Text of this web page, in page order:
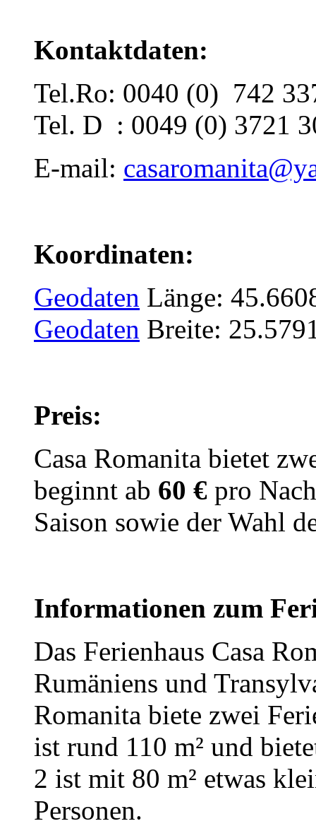
Kontaktdaten:
Tel.Ro: 0040 (0) 742
Tel. D : 0049 (0) 3721
E-mail:
Koordinaten:
Geodaten Länge:
Geodaten Breite:
Preis:
Casa Romanita bietet
beginnt ab 60 € pro
Saison sowie der Wahl
Informationen zum
Das Ferienhaus Casa
Rumäniens und
Romanita biete zwei
ist rund 110 m² und
2 ist mit 80 m² etwas
Personen.